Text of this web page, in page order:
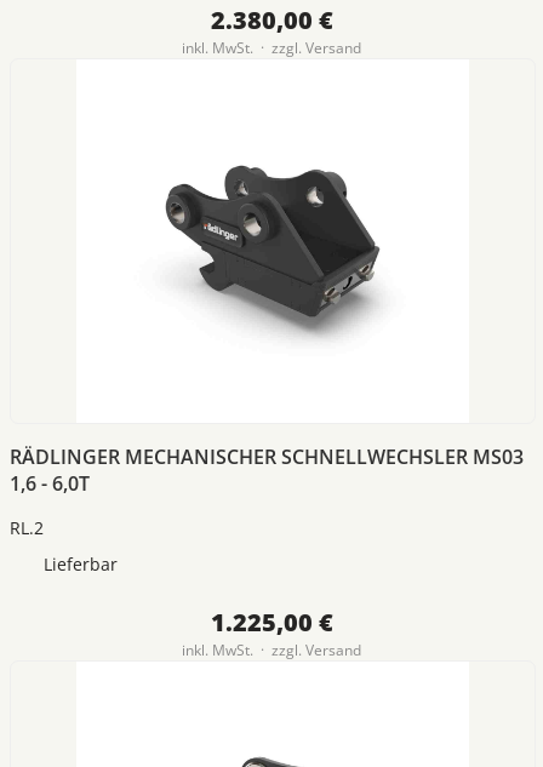
2.380,00 €
inkl. MwSt. · zzgl. Versand
RÄDLINGER MECHANISCHER SCHNELLWECHSLER MS03
1,6 - 6,0T
RL.2
Lieferbar
1.225,00 €
inkl. MwSt. · zzgl. Versand